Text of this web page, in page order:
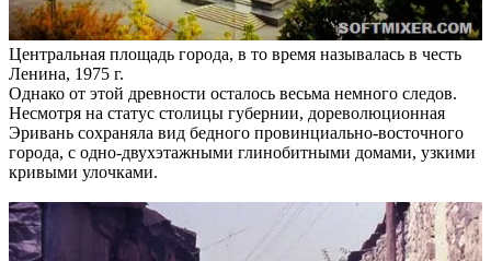
Центральная площадь города, в то время называлась в честь
Ленина, 1975 г.
Однако от этой древности осталось весьма немного следов.
Несмотря на статус столицы губернии, дореволюционная
Эривань сохраняла вид бедного провинциально-восточного
города, с одно-двухэтажными глинобитными домами, узкими
кривыми улочками.